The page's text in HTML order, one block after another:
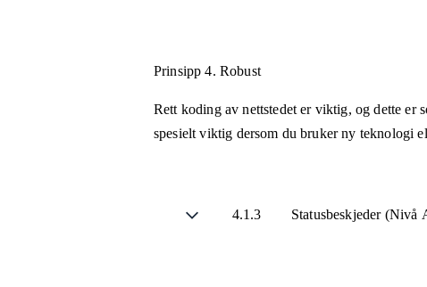
Prinsipp 4. Robust
Rett koding av nettstedet er viktig, og dette er
spesielt viktig dersom du bruker ny teknologi
4.1.3 Statusbeskjeder (Nivå